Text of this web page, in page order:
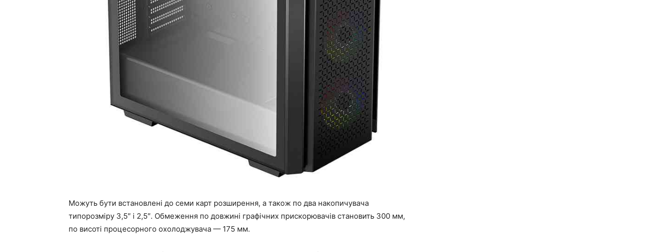
Можуть бути встановлені до семи карт розширення, а також по два накопичувача
типорозміру 3,5″ і 2,5″. Обмеження по довжині графічних прискорювачів становить 300 мм,
по висоті процесорного охолоджувача — 175 мм.